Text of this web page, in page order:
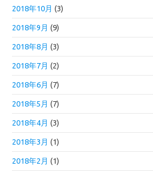
2018年10月 (3)
2018年9月 (9)
2018年8月 (3)
2018年7月 (2)
2018年6月 (7)
2018年5月 (7)
2018年4月 (3)
2018年3月 (1)
2018年2月 (1)